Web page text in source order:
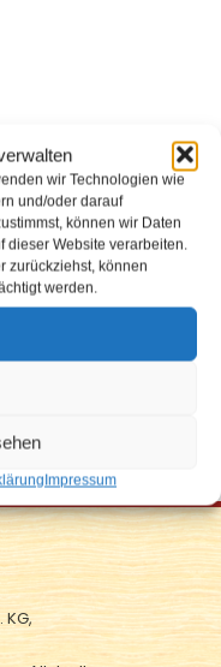
wir Technologien wie
und/oder darauf
können wir Daten
dieser Website verarbeiten.
zurückziehst, können
werden.
Impressum